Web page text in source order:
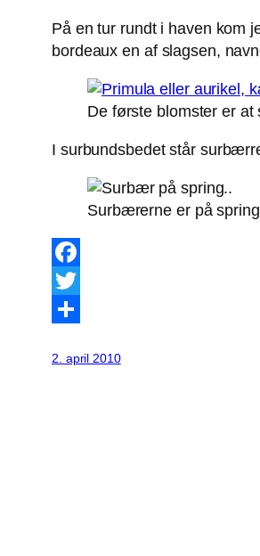
På en tur rundt i haven kom
bordeaux en af slagsen,
De første blomster er
I surbundsbedet står
Surbærerne er på
Facebook
Twitter
2. april 2010